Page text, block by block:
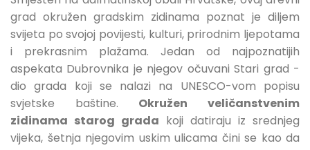
grad okružen gradskim zidinama poznat je diljem
svijeta po svojoj povijesti, kulturi, prirodnim ljepotama
i prekrasnim plažama. Jedan od najpoznatijih
aspekata Dubrovnika je njegov očuvani Stari grad -
dio grada koji se nalazi na UNESCO-vom popisu
svjetske baštine. Okružen veličanstvenim
zidinama starog grada koji datiraju iz srednjeg
vijeka, šetnja njegovim uskim ulicama čini se kao da